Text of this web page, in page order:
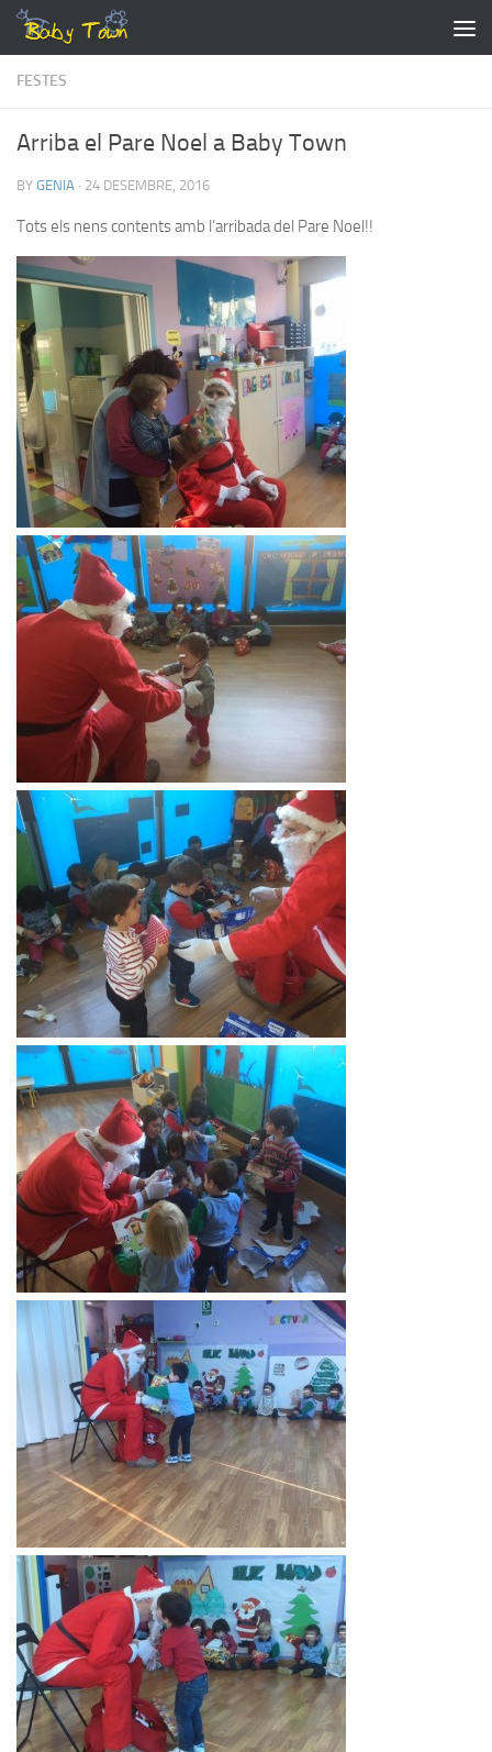
Skip to content
FESTES
Arriba el Pare Noel a Baby Town
BY GENIA · 24 DESEMBRE, 2016
Tots els nens contents amb l’arribada del Pare Noel!!